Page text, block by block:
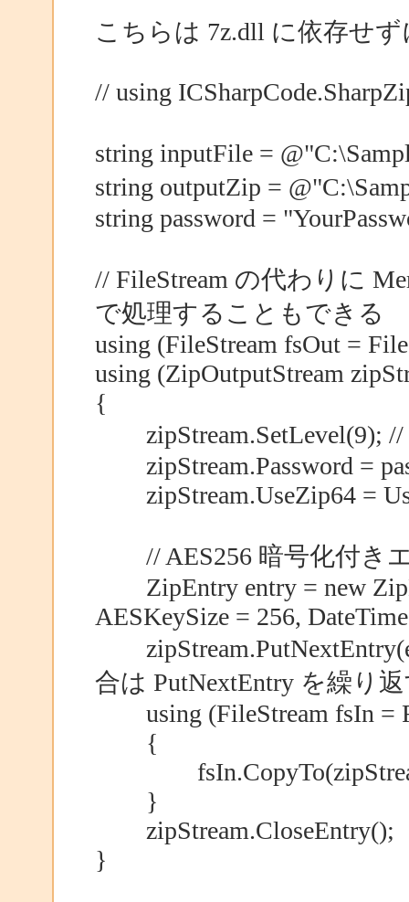
こちらは 7z.dll に依存せ
// using
string inputFile =
string outputZip =
string password =
// FileStream の代わりに
で処理することもできる
using (FileStream fsOut =
using (ZipOutputStream
{
zipStream.SetLevel(9); //
zipStream.Password =
zipStream.UseZip64 =
// AES256 暗号化付き
ZipEntry entry = new
AESKeySize = 256,
合は PutNextEntry を繰り
using (FileStream fsIn =
{
}
zipStream.CloseEntry();
}